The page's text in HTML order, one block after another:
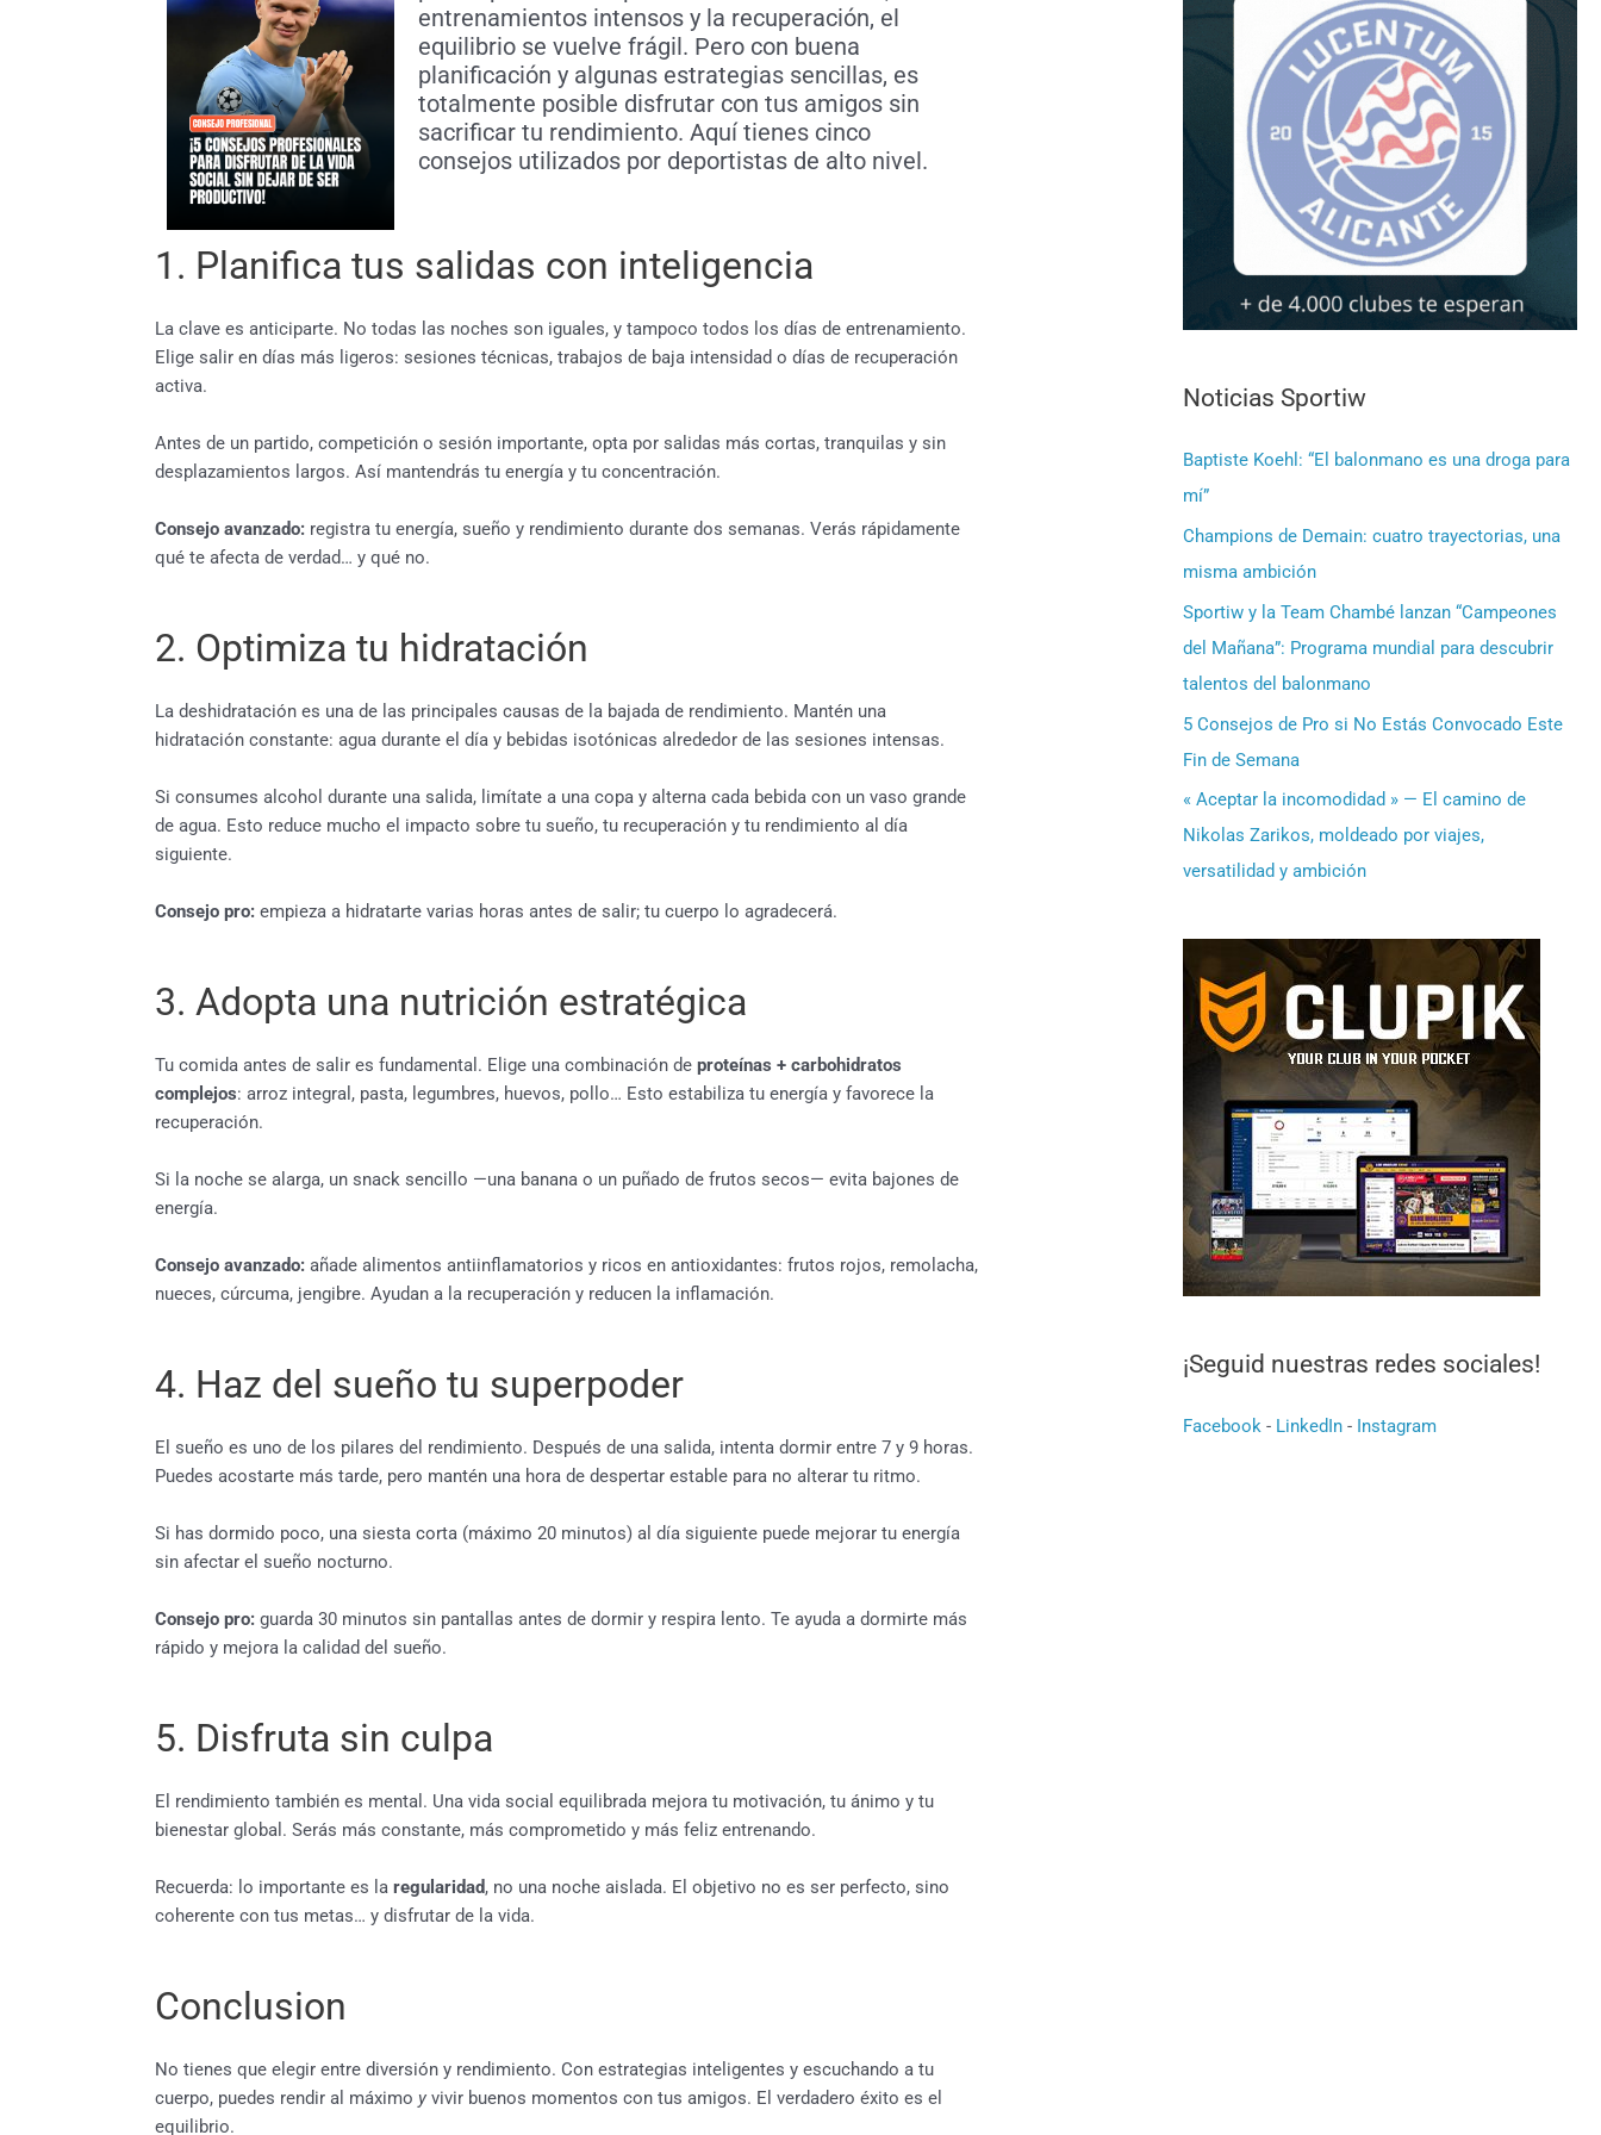
entrenamientos intensos y la recuperación, el
equilibrio se vuelve frágil. Pero con buena
planificación y algunas estrategias sencillas, es
totalmente posible disfrutar con tus amigos sin
sacrificar tu rendimiento. Aquí tienes cinco
consejos utilizados por deportistas de alto nivel.
1. Planifica tus salidas con inteligencia
La clave es anticiparte. No todas las noches son iguales, y tampoco todos los días de entrenamiento.
Elige salir en días más ligeros: sesiones técnicas, trabajos de baja intensidad o días de recuperación
activa.
Antes de un partido, competición o sesión importante, opta por salidas más cortas, tranquilas y sin
desplazamientos largos. Así mantendrás tu energía y tu concentración.
Consejo avanzado: registra tu energía, sueño y rendimiento durante dos semanas. Verás rápidamente
qué te afecta de verdad… y qué no.
2. Optimiza tu hidratación
La deshidratación es una de las principales causas de la bajada de rendimiento. Mantén una
hidratación constante: agua durante el día y bebidas isotónicas alrededor de las sesiones intensas.
Si consumes alcohol durante una salida, limítate a una copa y alterna cada bebida con un vaso grande
de agua. Esto reduce mucho el impacto sobre tu sueño, tu recuperación y tu rendimiento al día
siguiente.
Consejo pro: empieza a hidratarte varias horas antes de salir; tu cuerpo lo agradecerá.
3. Adopta una nutrición estratégica
Tu comida antes de salir es fundamental. Elige una combinación deproteínas + carbohidratos
complejos: arroz integral, pasta, legumbres, huevos, pollo… Esto estabiliza tu energía y favorece la
recuperación.
Si la noche se alarga, un snack sencillo —una banana o un puñado de frutos secos— evita bajones de
energía.
Consejo avanzado: añade alimentos antiinflamatorios y ricos en antioxidantes: frutos rojos, remolacha,
nueces, cúrcuma, jengibre. Ayudan a la recuperación y reducen la inflamación.
4. Haz del sueño tu superpoder
El sueño es uno de los pilares del rendimiento. Después de una salida, intenta dormir entre 7 y 9 horas.
Puedes acostarte más tarde, pero mantén una hora de despertar estable para no alterar tu ritmo.
Si has dormido poco, una siesta corta (máximo 20 minutos) al día siguiente puede mejorar tu energía
sin afectar el sueño nocturno.
Consejo pro: guarda 30 minutos sin pantallas antes de dormir y respira lento. Te ayuda a dormirte más
rápido y mejora la calidad del sueño.
5. Disfruta sin culpa
El rendimiento también es mental. Una vida social equilibrada mejora tu motivación, tu ánimo y tu
bienestar global. Serás más constante, más comprometido y más feliz entrenando.
Recuerda: lo importante es laregularidad, no una noche aislada. El objetivo no es ser perfecto, sino
coherente con tus metas… y disfrutar de la vida.
Conclusion
No tienes que elegir entre diversión y rendimiento. Con estrategias inteligentes y escuchando a tu
cuerpo, puedes rendir al máximo y vivir buenos momentos con tus amigos. El verdadero éxito es el
equilibrio.
Noticias Sportiw
Baptiste Koehl: “El balonmano es una droga para
mí”
Champions de Demain: cuatro trayectorias, una
misma ambición
Sportiw y la Team Chambé lanzan “Campeones
del Mañana”: Programa mundial para descubrir
talentos del balonmano
5 Consejos de Pro si No Estás Convocado Este
Fin de Semana
« Aceptar la incomodidad » — El camino de
Nikolas Zarikos, moldeado por viajes,
versatilidad y ambición
¡Seguid nuestras redes sociales!
Facebook- LinkedIn- Instagram